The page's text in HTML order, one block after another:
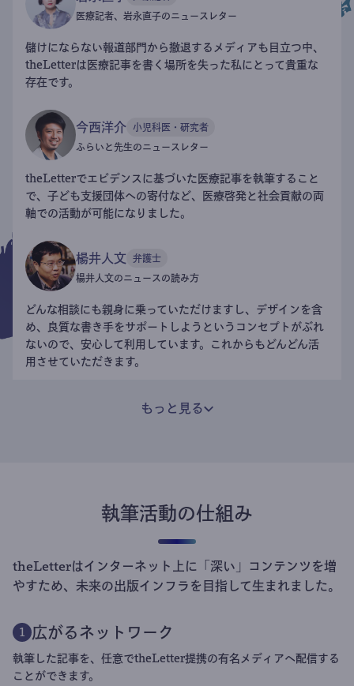
医療記者、岩永直子のニュースレター
儲けにならない報道部門から撤退するメディアも目立つ中、
theLetterは医療記事を書く場所を失った私にとって貴重な
存在です。
今西洋介 小児科医・研究者
ふらいと先生のニュースレター
theLetterでエビデンスに基づいた医療記事を執筆すること
で、子ども支援団体への寄付など、医療啓発と社会貢献の両
軸での活動が可能になりました。
楊井人文 弁護士
楊井人文のニュースの読み方
どんな相談にも親身に乗っていただけますし、デザインを含
め、良質な書き手をサポートしようというコンセプトがぶれ
ないので、安心して利用しています。これからもどんどん活
用させていただきます。
もっと見る
執筆活動の仕組み
theLetterはインターネット上に「深い」コンテンツを増
やすため、未来の出版インフラを目指して生まれました。
1 広がるネットワーク
執筆した記事を、任意でtheLetter提携の有名メディアへ配信する
ことができます。